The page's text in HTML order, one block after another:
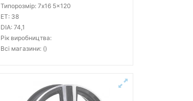
Типорозмір: 7x16 5x120
ET: 38
DIA: 74,1
Рік виробництва:
Всі магазини: ()